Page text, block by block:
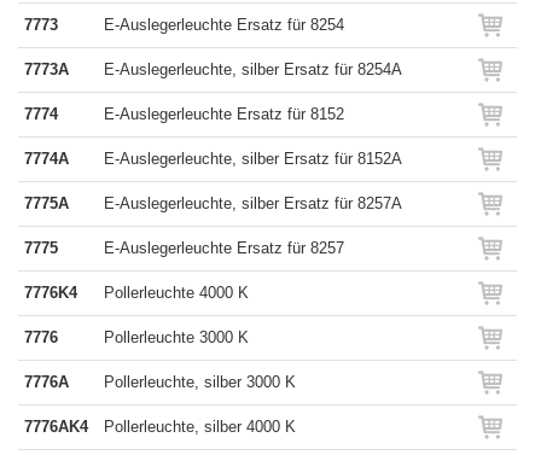
7773 E-Auslegerleuchte Ersatz für 8254
7773A E-Auslegerleuchte, silber Ersatz für 8254A
7774 E-Auslegerleuchte Ersatz für 8152
7774A E-Auslegerleuchte, silber Ersatz für 8152A
7775A E-Auslegerleuchte, silber Ersatz für 8257A
7775 E-Auslegerleuchte Ersatz für 8257
7776K4 Pollerleuchte 4000 K
7776 Pollerleuchte 3000 K
7776A Pollerleuchte, silber 3000 K
7776AK4 Pollerleuchte, silber 4000 K